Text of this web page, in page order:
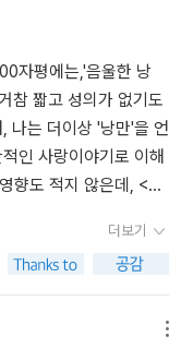
자평에는,'음울한 낭
참 짧고 성의가 없기도
나는 더이상 '낭만'을 언
인 사랑이야기로 이해
향도 적지 않은데, <유
낭만적으로 그려졌기
배우가 맡았기 때문
고, 그래서 더 아름다
나인 유리가면.. ㅠ
더보기